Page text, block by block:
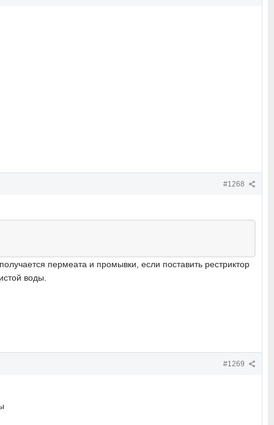
#1268
пермеата и промывки, если поставить рестриктор
воды.
#1269